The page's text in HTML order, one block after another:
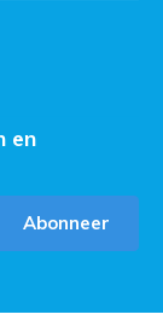
en
Abonneer